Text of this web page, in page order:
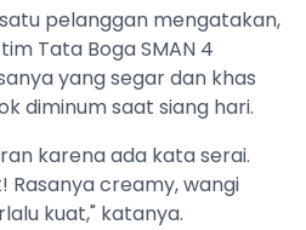
pelanggan mengatakan,
Tata Boga SMAN 4
yang segar dan khas
diminum saat siang hari.
karena ada kata serai.
creamy, wangi
kuat," katanya.